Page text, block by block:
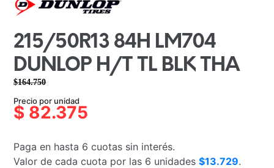
215/50R13 84H LM704
DUNLOP H/T TL BLK THA
$164.750
precio
original
$164.750.
precio
actual
$82.375.
Precio por unidad
$ 82.375
Paga en hasta 6 cuotas sin interés.
Valor de cada cuota por las 6 unidades$13.729.